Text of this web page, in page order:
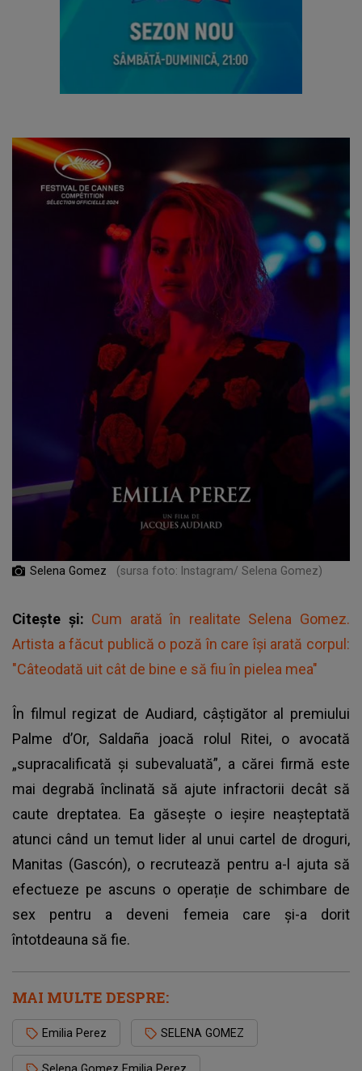
Selena Gomez (sursa foto: Instagram/ Selena Gomez)
Citește și: Cum arată în realitate Selena Gomez.
Artista a făcut publică o poză în care își arată corpul:
"Câteodată uit cât de bine e să fiu în pielea mea"
În filmul regizat de Audiard, câștigător al premiului
Palme d’Or, Saldaña joacă rolul Ritei, o avocată
„supracalificată și subevaluată”, a cărei firmă este
mai degrabă înclinată să ajute infractorii decât să
caute dreptatea. Ea găsește o ieșire neașteptată
atunci când un temut lider al unui cartel de droguri,
Manitas (Gascón), o recrutează pentru a-l ajuta să
efectueze pe ascuns o operație de schimbare de
sex pentru a deveni femeia care și-a dorit
întotdeauna să fie.
MAI MULTE DESPRE:
Emilia Perez SELENA GOMEZ